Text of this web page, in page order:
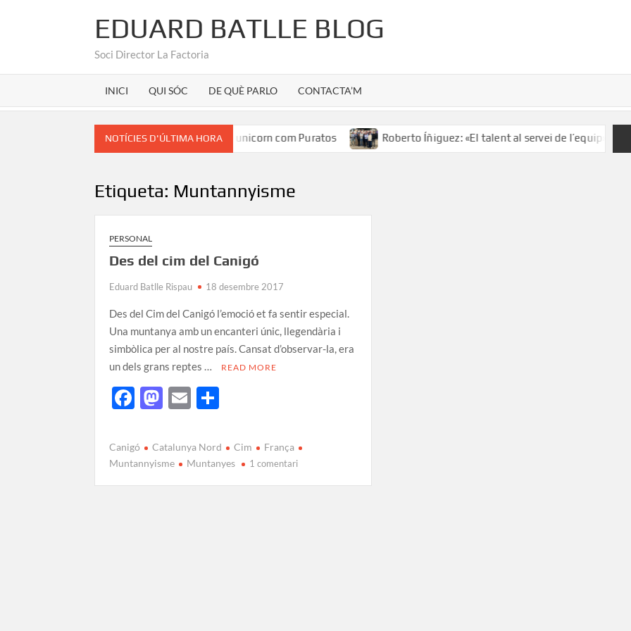
EDUARD BATLLE BLOG
Soci Director La Factoria
INICI QUI SÓC DE QUÈ PARLO CONTACTA’M
NOTÍCIES D'ÚLTIMA HORA
Marca Girona a la seu d’un unicorn com Puratos Roberto Íñiguez: «El talent al servei de l’equip»
Etiqueta: Muntannyisme
PERSONAL
Des del cim del Canigó
Eduard Batlle Rispau 18 desembre 2017
Des del Cim del Canigó l’emoció et fa sentir especial.
Una muntanya amb un encanteri únic, llegendària i
simbòlica per al nostre país. Cansat d’observar-la, era
un dels grans reptes …
READ MORE
F
e
b
o
M
to
d
o
E
ail m
p
ar
Canigó Catalunya Nord Cim
França
Muntannyisme
Muntanyes 1 comentari